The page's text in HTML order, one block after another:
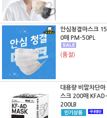
안심청결마스크 15
0매 PM-50PL
(품절)
대용량 비말차단마
스크 200매 KFAD-
200LB